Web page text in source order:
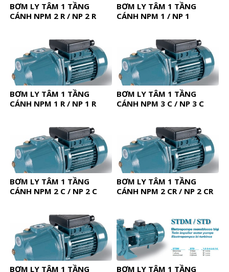
BƠM LY TÂM 1 TẦNG
CÁNH NPM 2 R / NP 2 R
BƠM LY TÂM 1 TẦNG
CÁNH NPM 1 / NP 1
BƠM LY TÂM 1 TẦNG
CÁNH NPM 1 R / NP 1 R
BƠM LY TÂM 1 TẦNG
CÁNH NPM 3 C / NP 3 C
BƠM LY TÂM 1 TẦNG
CÁNH NPM 2 C / NP 2 C
BƠM LY TÂM 1 TẦNG
CÁNH NPM 2 CR / NP 2 CR
BƠM LY TÂM 1 TẦNG BƠM LY TÂM 1 TẦNG